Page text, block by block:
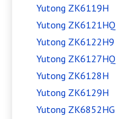
Yutong ZK6119H
Yutong ZK6121HQ
Yutong ZK6122H9
Yutong ZK6127HQ
Yutong ZK6128H
Yutong ZK6129H
Yutong ZK6852HG